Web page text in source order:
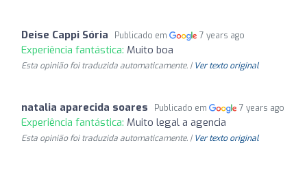
Deise Cappi Sória Publicado em 7 years ago
Experiência fantástica: Muito boa
Esta opinião foi traduzida automaticamente. | Ver texto original
natalia aparecida soares Publicado em 7 years ago
Experiência fantástica: Muito legal a agencia
Esta opinião foi traduzida automaticamente. | Ver texto original